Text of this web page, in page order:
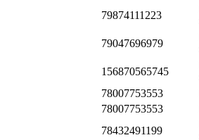
79874111223
79047696979
156870565745
78007753553
78007753553
78432491199